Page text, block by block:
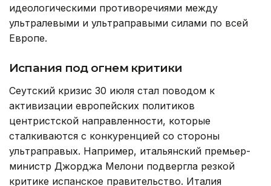
идеологическими противоречиями между
ультралевыми и ультраправыми силами по всей
Европе.
Испания под огнем критики
Сеутский кризис 30 июля стал поводом к
активизации европейских политиков
центристской направленности, которые
сталкиваются с конкуренцией со стороны
ультраправых. Например, итальянский премьер-
министр Джорджа Мелони подвергла резкой
критике испанское правительство. Италия